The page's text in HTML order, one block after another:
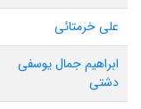
علی خرمتائی
ابراهیم جمال یوسفی
دشتی